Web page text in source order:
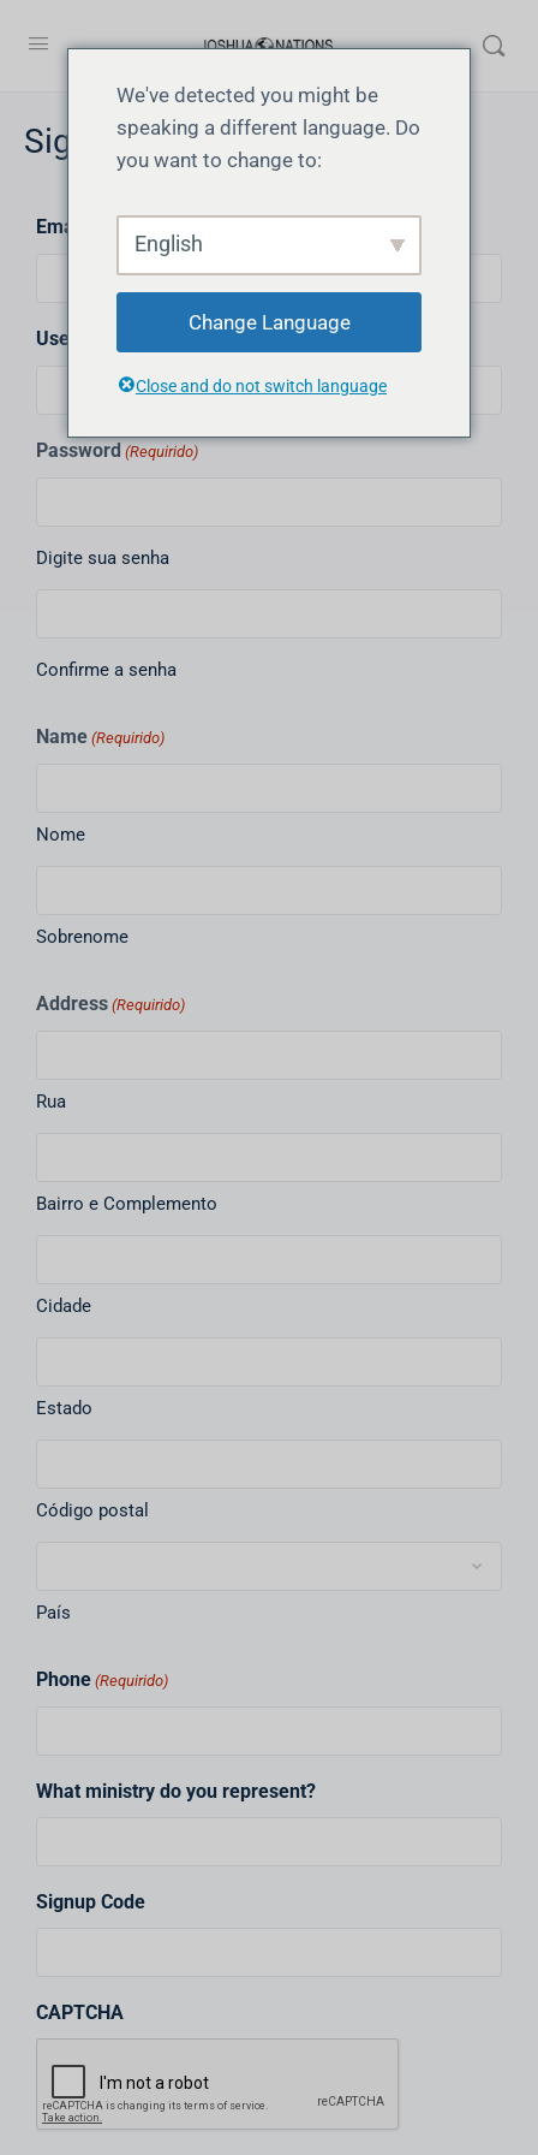
Signup
Email
Username
Password (Requirido)
Digite sua senha
Confirme a senha
Name (Requirido)
Nome
Sobrenome
Address (Requirido)
Rua
Bairro e Complemento
Cidade
Estado
Código postal
País
Phone (Requirido)
What ministry do you represent?
Signup Code
CAPTCHA
We've detected you might be
speaking a different language. Do
you want to change to:
English
Change Language
Close and do not switch language